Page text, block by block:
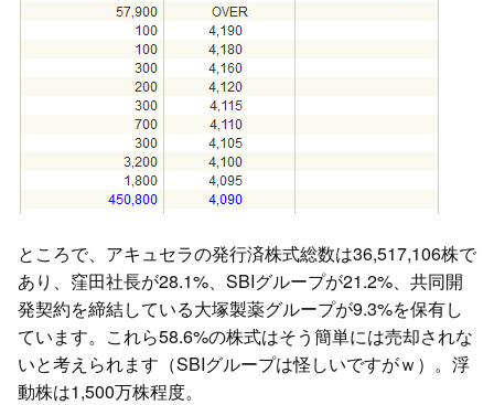
ところで、アキュセラの発行済株式総数は36,517,106株で
あり、窪田社長が28.1%、SBIグループが21.2%、共同開
発契約を締結している大塚製薬グループが9.3%を保有し
ています。これら58.6%の株式はそう簡単には売却されな
いと考えられます（SBIグループは怪しいですがｗ）。浮
動株は1,500万株程度。